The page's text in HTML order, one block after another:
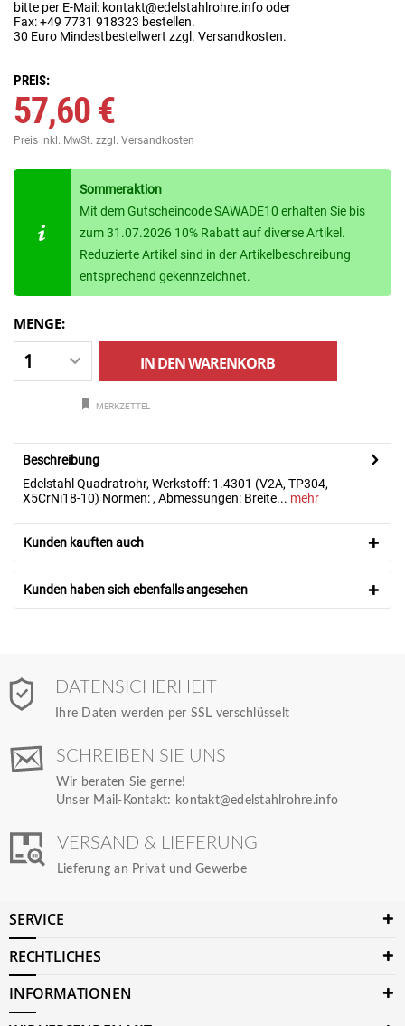
bitte per E-Mail: kontakt@edelstahlrohre.info oder
Fax: +49 7731 918323 bestellen.
30 Euro Mindestbestellwert zzgl. Versandkosten.
PREIS:
57,60 €
Preis inkl. MwSt. zzgl. Versandkosten
Sommeraktion
Mit dem Gutscheincode SAWADE10 erhalten Sie bis
zum 31.07.2026 10% Rabatt auf diverse Artikel.
Reduzierte Artikel sind in der Artikelbeschreibung
entsprechend gekennzeichnet.
MENGE:
IN DENWARENKORB
MERKZETTEL
Beschreibung
Edelstahl Quadratrohr, Werkstoff: 1.4301 (V2A, TP304,
X5CrNi18-10) Normen: , Abmessungen: Breite... mehr
Kunden kauften auch
Kunden haben sich ebenfalls angesehen
DATENSICHERHEIT
Ihre Daten werden per SSL verschlüsselt
SCHREIBEN SIE UNS
Wir beraten Sie gerne!
Unser Mail-Kontakt: kontakt@edelstahlrohre.info
VERSAND & LIEFERUNG
Lieferung an Privat und Gewerbe
SERVICE
RECHTLICHES
INFORMATIONEN